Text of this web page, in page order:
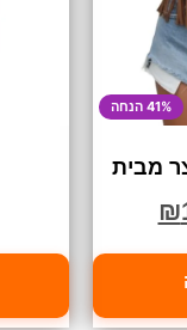
41% הנחה
מבית
₪